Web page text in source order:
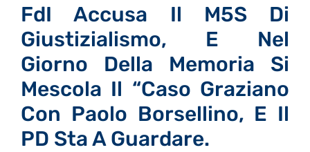
FdI Accusa Il M5S Di
Giustizialismo, E Nel
Giorno Della Memoria Si
Mescola Il “Caso Graziano
Con Paolo Borsellino, E Il
PD Sta A Guardare.